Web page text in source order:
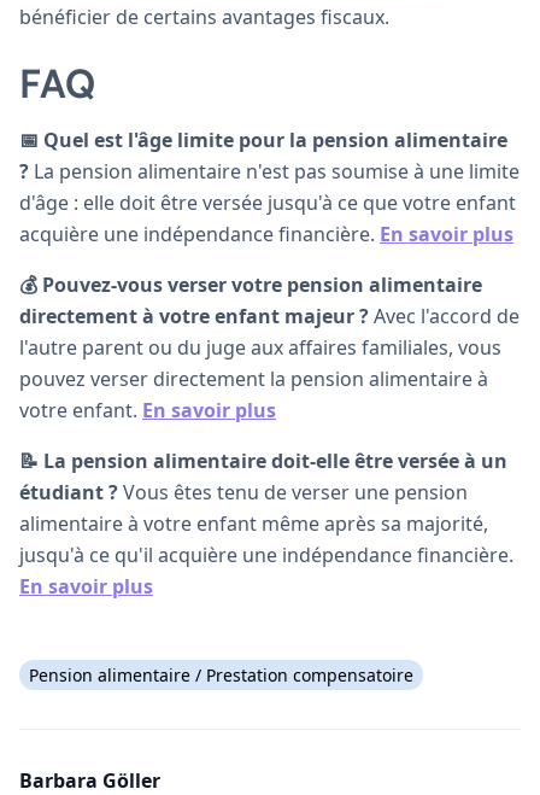
bénéficier de certains avantages fiscaux.
FAQ
📅 Quel est l'âge limite pour la pension alimentaire
? La pension alimentaire n'est pas soumise à une limite
d'âge : elle doit être versée jusqu'à ce que votre enfant
acquière une indépendance financière. En savoir plus
💰 Pouvez-vous verser votre pension alimentaire
directement à votre enfant majeur ?Avec l'accord de
l'autre parent ou du juge aux affaires familiales, vous
pouvez verser directement la pension alimentaire à
votre enfant. En savoir plus
📝 La pension alimentaire doit-elle être versée à un
étudiant ?Vous êtes tenu de verser une pension
alimentaire à votre enfant même après sa majorité,
jusqu'à ce qu'il acquière une indépendance financière.
En savoir plus
Pension alimentaire / Prestation compensatoire
Barbara Göller